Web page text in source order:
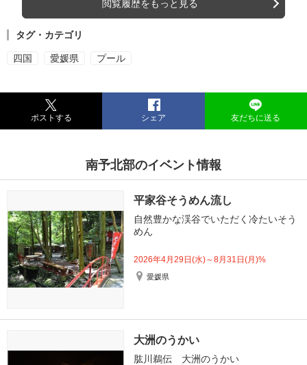
閲覧履歴をもっと見る
タグ・カテゴリ
四国 愛媛県 プール
ポストする シェア 友だちに送る
南予北部のイベント情報
平家谷そうめん流し
自然豊かな渓谷でいただく冷たいそう
めん
2026年4月29日(水)～8月31日(月)%
愛媛県
大洲のうかい
肱川鵜伝 大洲のうかい